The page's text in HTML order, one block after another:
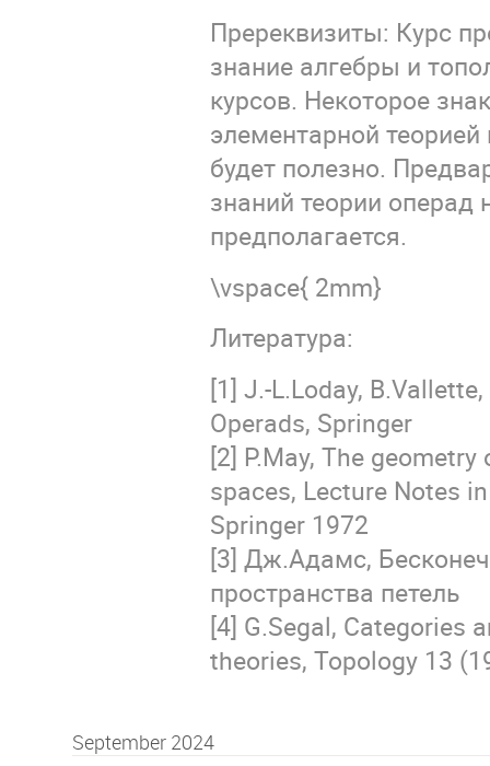
Пререквизиты: Курс
знание алгебры и
курсов. Некоторое
элементарной теорией
будет полезно.
знаний теории операд
предполагается.
\vspace{ 2mm}
Литература:
[1] J.-L.Loday,
Operads, Springer
[2] P.May, The
spaces, Lecture Notes
Springer 1972
[3] Дж.Адамс,
пространства петель
[4] G.Segal, Categories
theories, Topology 13
September 2024